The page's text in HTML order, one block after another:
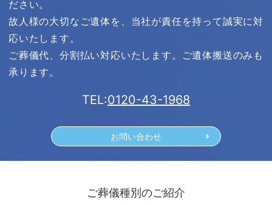
ださい。
故人様の大切なご遺体を、当社が責任を持って誠実に対
応いたします。
ご葬儀代、分割払い対応いたします。ご遺体搬送のみも
承ります。
TEL:0120-43-1968
お問い合わせ
ご葬儀種別のご紹介